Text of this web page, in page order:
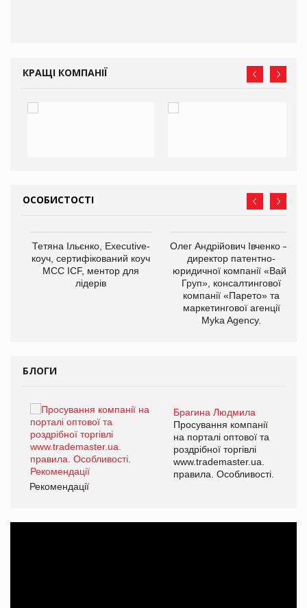
КРАЩІ КОМПАНІЇ
ОСОБИСТОСТІ
Тетяна Ільєнко, Executive-
коуч, сертифікований коуч
МСС ICF, ментор для
лідерів
Олег Андрійович Івченко —
директор патентно-
юридичної компанії «Вайз
Груп», консалтингової
компанії «Парето» та
маркетингової агенції
Myka Agency.
БЛОГИ
Брагина Людмила
Просування компанії
на порталі оптової та
роздрібної торгівлі
www.trademaster.ua.
правила. Особливості.
Рекомендації